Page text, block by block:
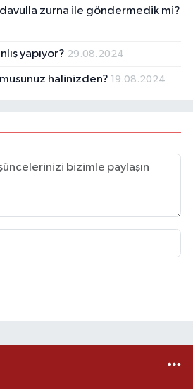
davulla zurna ile göndermedik mi?
yapıyor? 29.08.2024
halinizden? 19.08.2024